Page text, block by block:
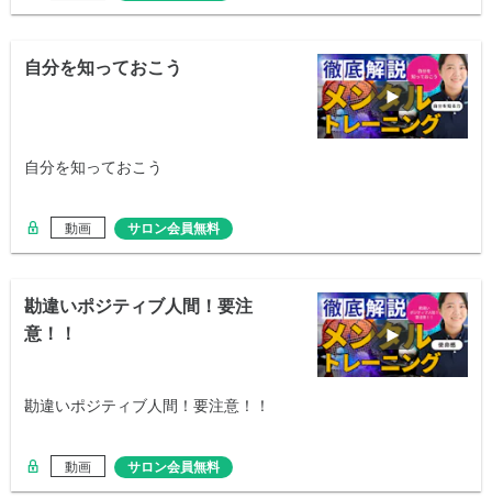
自分を知っておこう
自分を知っておこう
動画 サロン会員無料
勘違いポジティブ人間！要注
意！！
勘違いポジティブ人間！要注意！！
動画 サロン会員無料